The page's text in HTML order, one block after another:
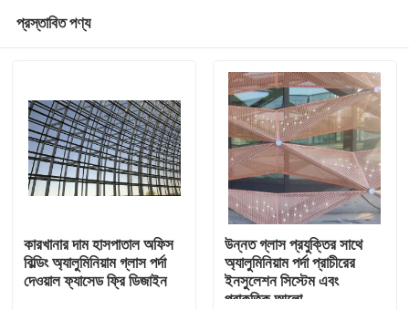
প্রস্তাবিত পণ্য
কারখানার দাম হাসপাতাল অফিস
বিল্ডিং অ্যালুমিনিয়াম গ্লাস পর্দা
দেওয়াল ফ্যাসেড ফ্রি ডিজাইন
উন্নত গ্লাস প্রযুক্তির সাথে
অ্যালুমিনিয়াম পর্দা প্রাচীরের
ইনসুলেশন সিস্টেম এবং
প্রাকৃতিক আলো